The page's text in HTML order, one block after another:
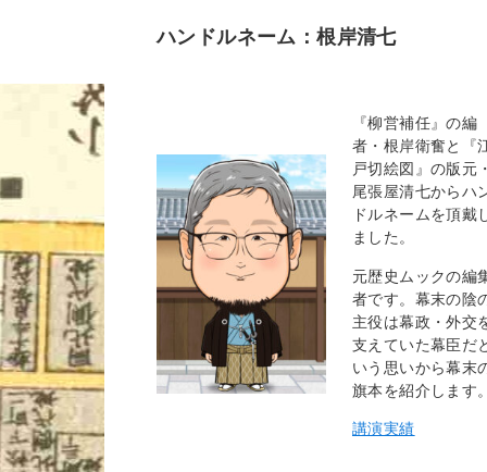
ハンドルネーム：根岸清七
『柳営補任』の編
者・根岸衛奮と『
戸切絵図』の版元
尾張屋清七からハ
ドルネームを頂戴
ました。
元歴史ムックの編
者です。幕末の陰
主役は幕政・外交
支えていた幕臣だ
いう思いから幕末
旗本を紹介します
講演実績